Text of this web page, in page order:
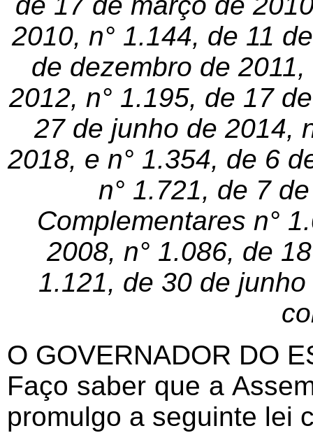
2010, n° 1.144, de 11
de dezembro de
2012, n° 1.195, de 17
27 de junho de 2014,
2018, e n° 1.354, de 6
n° 1.721, de 7
Complementares n°
2008, n° 1.086, de
1.121, de 30 de
O GOVERNADOR DO
Faço saber que a
promulgo a seguinte lei